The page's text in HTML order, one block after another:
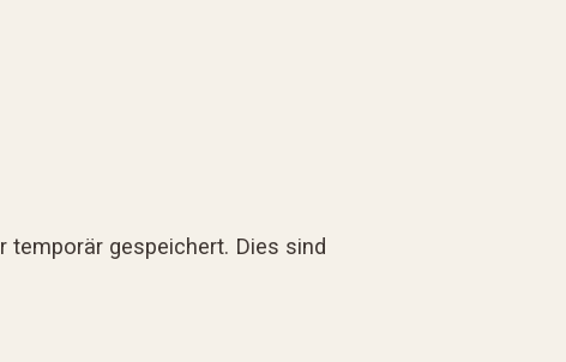
temporär gespeichert. Dies sind